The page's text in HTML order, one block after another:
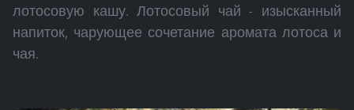
лотосовую кашу. Лотосовый чай - изысканный
напиток, чарующее сочетание аромата лотоса и
чая.